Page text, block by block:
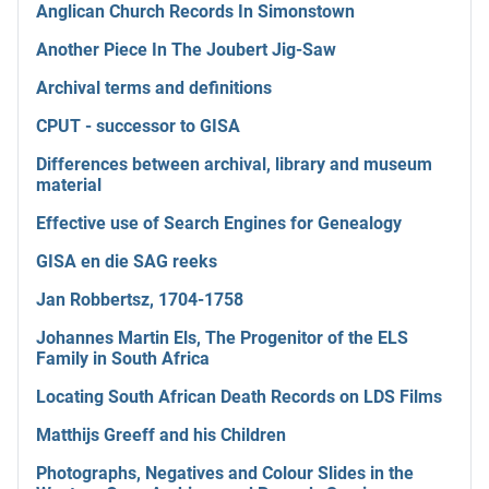
Anglican Church Records In Simonstown
Another Piece In The Joubert Jig-Saw
Archival terms and definitions
CPUT - successor to GISA
Differences between archival, library and museum
material
Effective use of Search Engines for Genealogy
GISA en die SAG reeks
Jan Robbertsz, 1704-1758
Johannes Martin Els, The Progenitor of the ELS
Family in South Africa
Locating South African Death Records on LDS Films
Matthijs Greeff and his Children
Photographs, Negatives and Colour Slides in the